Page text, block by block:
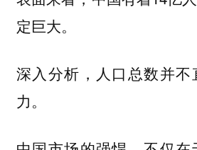
定巨大。
深入分析，人口总数并
力。